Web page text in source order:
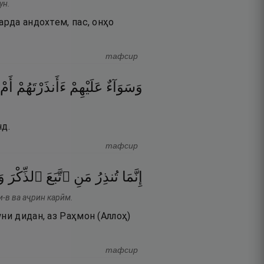
андохтем, пас, онҳо
тафсир
وَسَوَآءٌ عَلَيْهِمْ ءَأَنذَرْتَهُمْ أَمْ
тафсир
إِنَّمَا تُنذِرُ مَنِ ٱتَّبَعَ ٱلذِّكْرَ
в ва аҷрин карӣм.
дидан, аз Раҳмон (Аллоҳ)
тафсир